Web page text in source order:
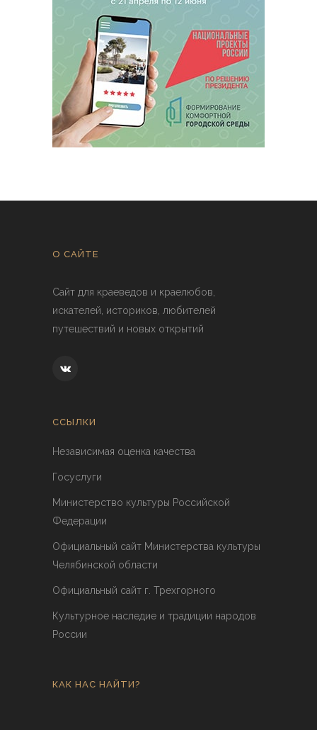
О САЙТЕ
Сайт для краеведов и краелюбов,
искателей, историков, любителей
путешествий и новых открытий
ССЫЛКИ
Независимая оценка качества
Госуслуги
Министерство культуры Российской
Федерации
Официальный сайт Министерства культуры
Челябинской области
Официальный сайт г. Трехгорного
Культурное наследие и традиции народов
России
КАК НАС НАЙТИ?